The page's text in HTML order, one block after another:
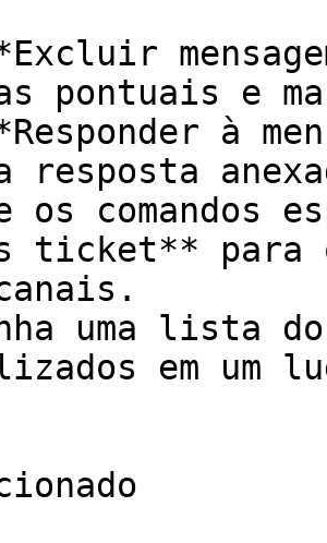
pontuais e
à
resposta
os comandos
ticket** para
uma lista
em um